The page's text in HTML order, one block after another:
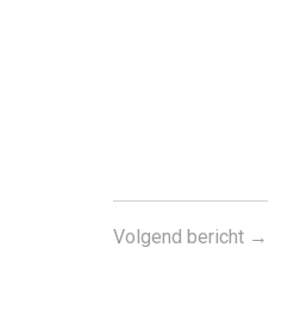
Volgend bericht→